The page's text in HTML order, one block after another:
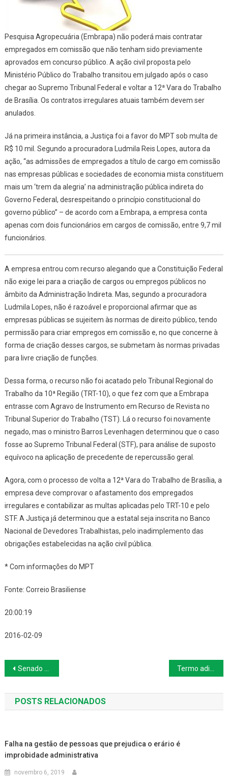
Embrapa
Pesquisa Agropecuária (Embrapa) não poderá mais contratar
empregados em comissão que não tenham sido previamente
aprovados em concurso público. A ação civil proposta pelo
Ministério Público do Trabalho transitou em julgado após o caso
chegar ao Supremo Tribunal Federal e voltar a 12ª Vara do Trabalho
de Brasília. Os contratos irregulares atuais também devem ser
anulados.
Já na primeira instância, a Justiça foi a favor do MPT sob multa de
R$ 10 mil. Segundo a procuradora Ludmila Reis Lopes, autora da
ação, “as admissões de empregados a título de cargo em comissão
nas empresas públicas e sociedades de economia mista constituem
mais um ‘trem da alegria’ na administração pública indireta do
Governo Federal, desrespeitando o princípio constitucional do
governo público” – de acordo com a Embrapa, a empresa conta
apenas com dois funcionários em cargos de comissão, entre 9,7 mil
funcionários.
A empresa entrou com recurso alegando que a Constituição Federal
não exige lei para a criação de cargos ou empregos públicos no
âmbito da Administração Indireta. Mas, segundo a procuradora
Ludmila Lopes, não é razoável e proporcional afirmar que as
empresas públicas se sujeitem às normas de direito público, tendo
permissão para criar empregos em comissão e, no que concerne à
forma de criação desses cargos, se submetam às normas privadas
para livre criação de funções.
Dessa forma, o recurso não foi acatado pelo Tribunal Regional do
Trabalho da 10ª Região (TRT-10), o que fez com que a Embrapa
entrasse com Agravo de Instrumento em Recurso de Revista no
Tribunal Superior do Trabalho (TST). Lá o recurso foi novamente
negado, mas o ministro Barros Levenhagen determinou que o caso
fosse ao Supremo Tribunal Federal (STF), para análise de suposto
equívoco na aplicação de precedente de repercussão geral.
Agora, com o processo de volta a 12ª Vara do Trabalho de Brasília, a
empresa deve comprovar o afastamento dos empregados
irregulares e contabilizar as multas aplicadas pelo TRT-10 e pelo
STF. A Justiça já determinou que a estatal seja inscrita no Banco
Nacional de Devedores Trabalhistas, pelo inadimplemento das
obrigações estabelecidas na ação civil pública.
* Com informações do MPT
Fonte: Correio Brasiliense
20:00:19
2016-02-09
Navegação
de
Post
Senado aprova licença materna de seis meses e paterna de 20 dias
POSTS RELACIONADOS
Falha na gestão de pessoas que prejudica o erário é
improbidade administrativa
novembro 6, 2019